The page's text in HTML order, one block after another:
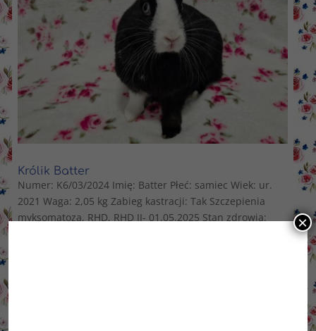
Królik Batter
Numer: K6/03/2024 Imię: Batter Płeć: samiec Wiek: ur.
2021 Waga: 2,05 kg Zabieg kastracji: Tak Szczepienia
myksomatoza, RHD, RHD II- 01.05.2025 Stan zdrowia:
×